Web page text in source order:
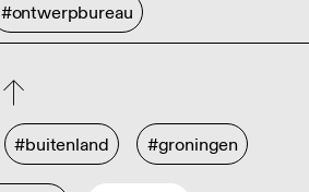
#ontwerpbureau
#buitenland #groningen